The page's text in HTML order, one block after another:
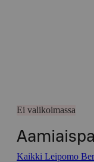
Ei valikoimassa
Kaikki Leipomo